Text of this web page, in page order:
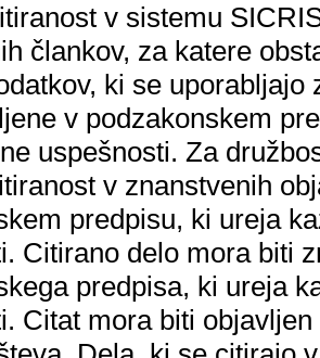
v sistemu
člankov, za katere
ki se
v podzakonskem
uspešnosti. Za
v znanstvenih
predpisu, ki ureja
Citirano delo mora biti
predpisa, ki ureja
Citat mora biti